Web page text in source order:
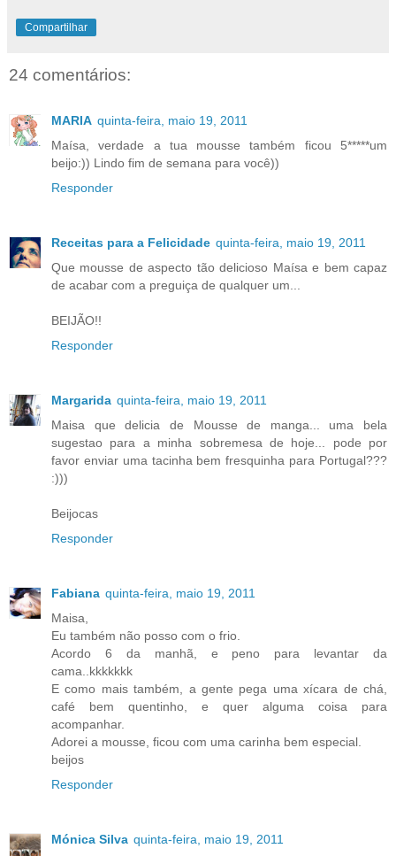
Compartilhar
24 comentários:
MARIA quinta-feira, maio 19, 2011
Maísa, verdade a tua mousse também ficou 5*****um
beijo:)) Lindo fim de semana para você))
Responder
Receitas para a Felicidade quinta-feira, maio 19, 2011
Que mousse de aspecto tão delicioso Maísa e bem capaz
de acabar com a preguiça de qualquer um...
BEIJÃO!!
Responder
Margarida quinta-feira, maio 19, 2011
Maisa que delicia de Mousse de manga... uma bela
sugestao para a minha sobremesa de hoje... pode por
favor enviar uma tacinha bem fresquinha para Portugal???
:)))
Beijocas
Responder
Fabiana quinta-feira, maio 19, 2011
Maisa,
Eu também não posso com o frio.
Acordo 6 da manhã, e peno para levantar da
cama..kkkkkkk
E como mais também, a gente pega uma xícara de chá,
café bem quentinho, e quer alguma coisa para
acompanhar.
Adorei a mousse, ficou com uma carinha bem especial.
beijos
Responder
Mónica Silva quinta-feira, maio 19, 2011